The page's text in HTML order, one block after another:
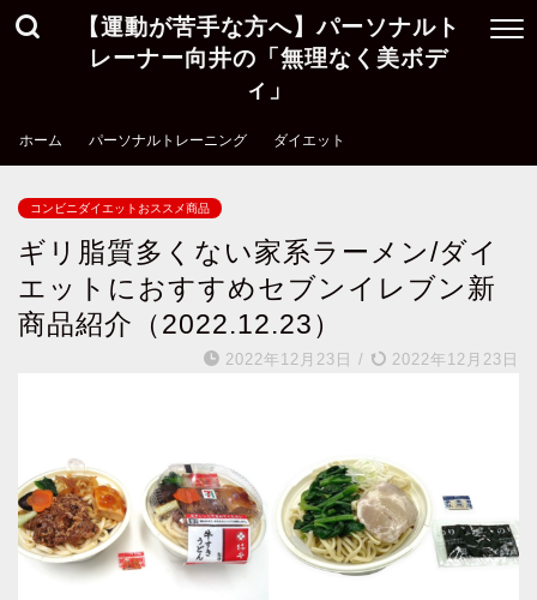
【運動が苦手な方へ】パーソナルト
レーナー向井の「無理なく美ボデ
ィ」
ホーム パーソナルトレーニング ダイエット
コンビニダイエットおススメ商品
ギリ脂質多くない家系ラーメン/ダイ
エットにおすすめセブンイレブン新
商品紹介（2022.12.23）
2022年12月23日 / 2022年12月23日